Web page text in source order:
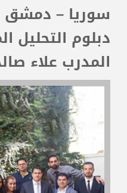
الدورات القادمة
المدربون
المعتمدون
سوريا – دمشق
دبلوم التحليل
المدرب علاء